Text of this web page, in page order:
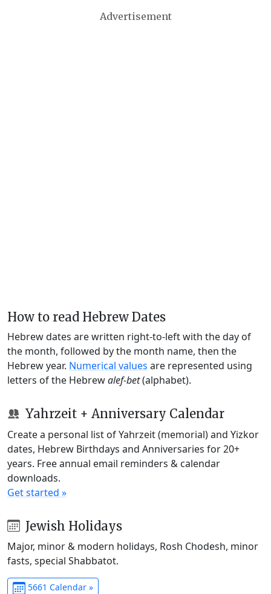
Advertisement
How to read Hebrew Dates
Hebrew dates are written right-to-left with the day of
the month, followed by the month name, then the
Hebrew year. Numerical values are represented using
letters of the Hebrewalef-bet(alphabet).
Yahrzeit + Anniversary Calendar
Create a personal list of Yahrzeit (memorial) and Yizkor
dates, Hebrew Birthdays and Anniversaries for 20+
years. Free annual email reminders & calendar
downloads.
Get started »
Jewish Holidays
Major, minor & modern holidays, Rosh Chodesh, minor
fasts, special Shabbatot.
5661 Calendar »